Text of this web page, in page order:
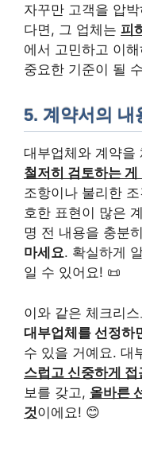
자꾸만 고객을 압
다면, 그 업체는 피
에서 고민하고 이
중요한 기준이 될
5. 계약서의 내
대부업체와 계약을
철저히 검토하는
조항이나 불리한
호한 표현이 많은
명 전 내용을 충분
마세요. 확실하게
일 수 있어요! 📜
이와 같은 체크리
대부업체를 선정하
수 있을 거예요. 대
스럽고 신중하게 접
보를 갖고, 올바른
것이에요! 😊